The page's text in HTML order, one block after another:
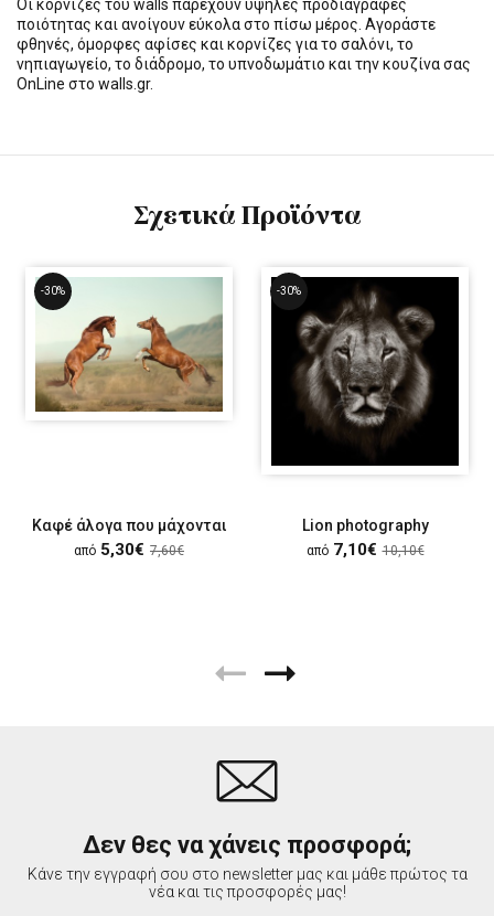
Οι κορνίζες του walls παρέχουν υψηλές προδιαγραφές
ποιότητας και ανοίγουν εύκολα στο πίσω μέρος. Αγοράστε
φθηνές, όμορφες αφίσες και κορνίζες για το σαλόνι, το
νηπιαγωγείο, το διάδρομο, το υπνοδωμάτιο και την κουζίνα σας
OnLine στο walls.gr.
Σχετικά Προϊόντα
-30%
Καφέ άλογα που μάχονται
από 5,30€ 7,60€
-30%
Lion photography
από 7,10€ 10,10€
Δεν θες να χάνεις προσφορά;
Κάνε την εγγραφή σου στο newsletter μας και μάθε πρώτος τα
νέα και τις προσφορές μας!